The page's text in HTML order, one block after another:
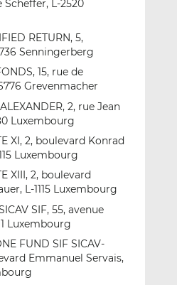
Scheffer, L-2520
RETURN, 5,
Senningerberg
15, rue de
Grevenmacher
2, rue Jean
Luxembourg
XI, 2, boulevard Konrad
Luxembourg
XIII, 2, boulevard
L-1115 Luxembourg
SIF, 55, avenue
Luxembourg
FUND SIF SICAV-
Emmanuel Servais,